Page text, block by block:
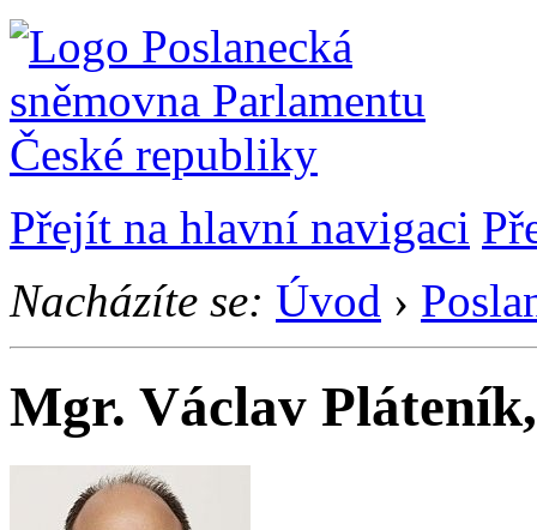
Přejít na hlavní navigaci
Nacházíte se: Úvod ›
Mgr. Václav